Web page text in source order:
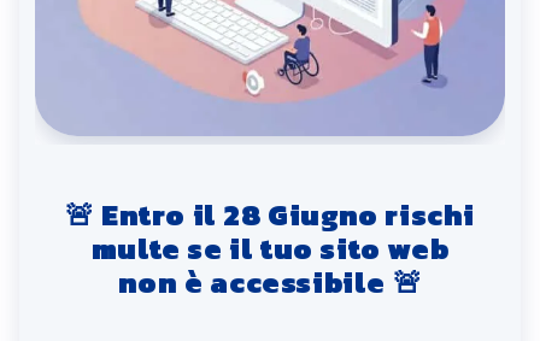
🚨 Entro il 28 Giugno rischi
multe se il tuo sito web
non è accessibile 🚨